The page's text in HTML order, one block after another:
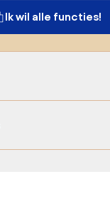
Ik wil alle functies!